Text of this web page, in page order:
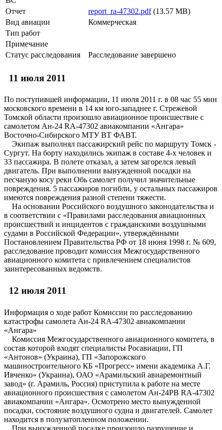
Отчет
report_ra-47302.pdf(13.57 MB)
Вид авиации
Коммерческая
Тип работ
Примечание
Статус расследования
Расследование завершено
11 июля 2011
По поступившей информации, 11 июля 2011 г. в 08 час 55 мин
московского времени в 14 км юго-западнее г. Стрежевой
Томской области произошло авиационное происшествие с
самолетом Ан-24 RA-47302 авиакомпании «Ангара»
Восточно-Сибирского МТУ ВТ ФАВТ.
Экипаж выполнял пассажирский рейс по маршруту Томск -
Сургут. На борту находились экипаж в составе 4-х человек и
33 пассажира. В полете отказал, а затем загорелся левый
двигатель. При выполнении вынужденной посадки на
песчаную косу реки Обь самолет получил значительные
повреждения. 5 пассажиров погибли, у остальных пассажиров
имеются повреждения разной степени тяжести.
На основании Российского воздушного законодательства и
в соответствии с «Правилами расследования авиационных
происшествий и инцидентов с гражданскими воздушными
судами в Российской Федерации», утверждёнными
Постановлением Правительства РФ от 18 июня 1998 г. № 609,
расследование проводит комиссия Межгосударственного
авиационного комитета с привлечением специалистов
заинтересованных ведомств.
12 июля 2011
Информация о ходе работ Комиссии по расследованию
катастрофы самолета Ан-24 RA-47302 авиакомпании
«Ангара»
Комиссия Межгосударственного авиационного комитета, в
состав которой входят специалисты Росавиации, ГП
«Антонов» (Украина), ГП «Запорожского
машиностроительного КБ «Прогресс» имени академика А.Г.
Ивченко» (Украина), ОАО «Арамильский авиаремонтный
завод» (г. Арамиль, Россия) приступила к работе на месте
авиационного происшествия с самолетом Ан-24РВ RA-47302
авиакомпании «Ангара». Осмотрено место вынужденной
посадки, состояние воздушного судна и двигателей. Самолет
находится в полузатопленном положении.
При вынужденной посадке произошло разрушение и